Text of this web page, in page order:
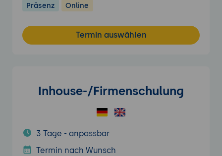
Präsenz Online
Termin auswählen
Inhouse-/Firmenschulung
3 Tage - anpassbar
Termin nach Wunsch